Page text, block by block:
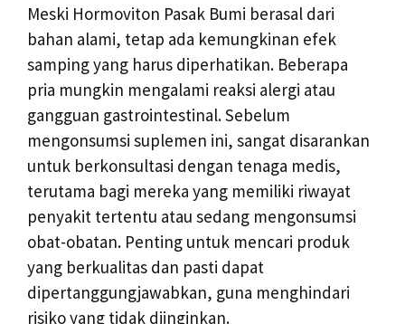
Meski Hormoviton Pasak Bumi berasal dari
bahan alami, tetap ada kemungkinan efek
samping yang harus diperhatikan. Beberapa
pria mungkin mengalami reaksi alergi atau
gangguan gastrointestinal. Sebelum
mengonsumsi suplemen ini, sangat disarankan
untuk berkonsultasi dengan tenaga medis,
terutama bagi mereka yang memiliki riwayat
penyakit tertentu atau sedang mengonsumsi
obat-obatan. Penting untuk mencari produk
yang berkualitas dan pasti dapat
dipertanggungjawabkan, guna menghindari
risiko yang tidak diinginkan.